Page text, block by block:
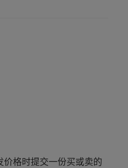
格时提交一份买或卖的